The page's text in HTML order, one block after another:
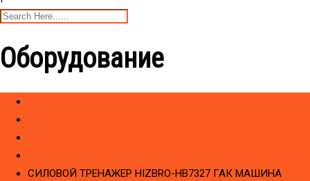
Оборудование
СИЛОВОЙ ТРЕНАЖЕР HIZBRO-HB7327 ГАК МАШИНА